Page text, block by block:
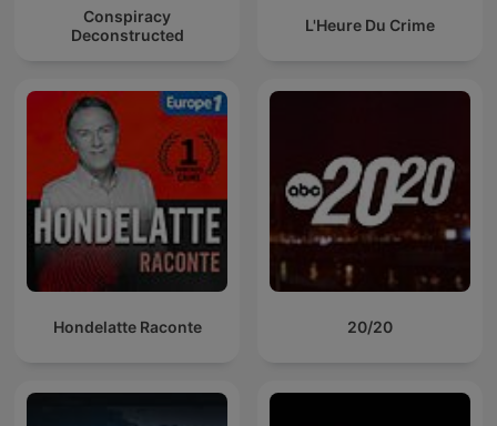
Conspiracy
Deconstructed
L'Heure Du Crime
Hondelatte Raconte 20/20